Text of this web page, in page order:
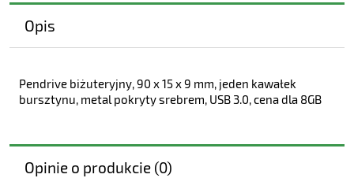
Opis
Pendrive biżuteryjny, 90 x 15 x 9 mm, jeden kawałek
bursztynu, metal pokryty srebrem, USB 3.0, cena dla 8GB
Opinie o produkcie (0)